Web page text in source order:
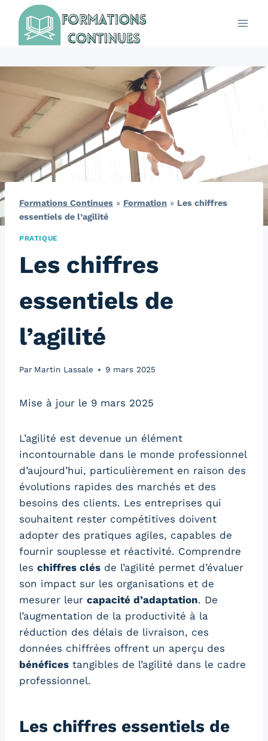
contenu
Formations Continues » Formation » Les chiffres
essentiels de l’agilité
PRATIQUE
Les chiffres
essentiels de
l’agilité
Par Martin Lassale 9 mars 2025
Mise à jour le 9 mars 2025
L’agilité est devenue un élément
incontournable dans le monde professionnel
d’aujourd’hui, particulièrement en raison des
évolutions rapides des marchés et des
besoins des clients. Les entreprises qui
souhaitent rester compétitives doivent
adopter des pratiques agiles, capables de
fournir souplesse et réactivité. Comprendre
les chiffres clés de l’agilité permet d’évaluer
son impact sur les organisations et de
mesurer leur capacité d’adaptation. De
l’augmentation de la productivité à la
réduction des délais de livraison, ces
données chiffrées offrent un aperçu des
bénéfices tangibles de l’agilité dans le cadre
professionnel.
Les chiffres essentiels de